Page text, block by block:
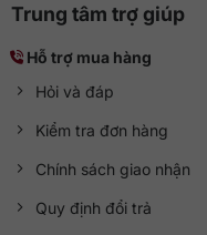
Trung tâm trợ giúp
Hỗ trợ mua hàng
Hỏi và đáp
Kiểm tra đơn hàng
Chính sách giao nhận
Quy định đổi trả